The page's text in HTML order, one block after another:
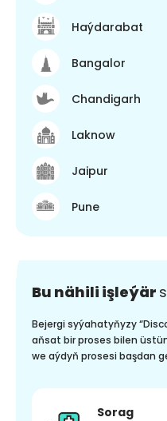
Haýdarabat
Bangalor
Chandigarh
Laknow
Jaipur
Pune
Bu nähili işleýär
Bejergi syýahatyňyzy
aňsat bir proses bilen
we aýdyň prosesi başdan
Sorag